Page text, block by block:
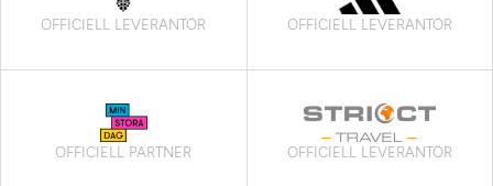
OFFICIELL LEVERANTÖR OFFICIELL LEVERANTÖR
OFFICIELL PARTNER OFFICIELL LEVERANTÖR